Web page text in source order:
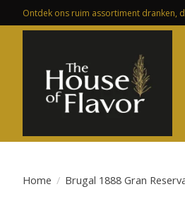
Ontdek ons ruim assortiment dranken,
Home / Brugal 1888 Gran